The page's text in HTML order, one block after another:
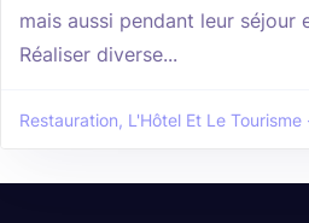
mais aussi pendant leur séjour
Réaliser diverse...
Restauration, L'Hôtel Et Le Tourisme